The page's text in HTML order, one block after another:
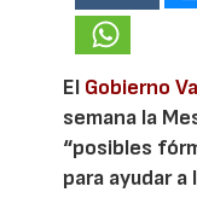
El Gobierno
semana la
“posibles
para ayudar